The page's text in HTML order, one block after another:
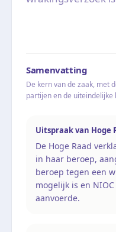
Samenvatting
De kern van de zaak, met
partijen en de uiteindelijke
Uitspraak van Hoge
De Hoge Raad
in haar beroep,
beroep tegen een
mogelijk is en
aanvoerde.